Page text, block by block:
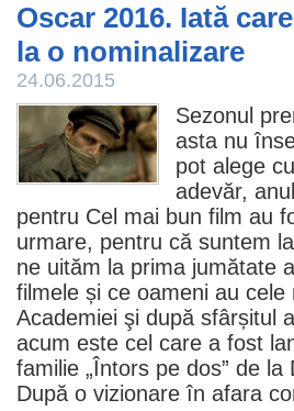
Oscar 2016. Iată
la o nominalizare
24.06.2015
Sezonul
asta nu
pot alege
adevăr,
pentru Cel mai bun film au
urmare, pentru că suntem
ne uităm la prima jumătate
filmele și ce oameni au
Academiei şi după sfârșitul
acum este cel care a fost
familie „Întors pe dos” de la
După o vizionare în afara